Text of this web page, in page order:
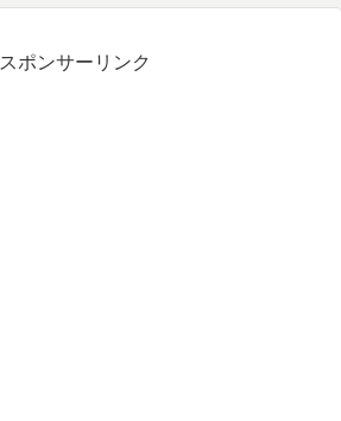
スポンサーリンク